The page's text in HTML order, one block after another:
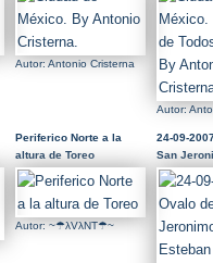
Autor: Antonio Cristerna
Cristerna.
Autor:
Periferico Norte a la
altura de Toreo
Autor: ~☂λVλNT☂~
24-09-
San
Esteban
(esmol).